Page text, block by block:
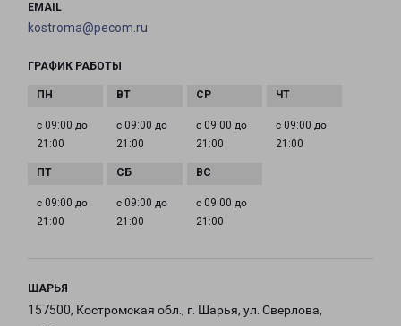
EMAIL
kostroma@pecom.ru
ГРАФИК РАБОТЫ
с 09:00 до
21:00
с 09:00 до
21:00
с 09:00 до
21:00
с 09:00 до
21:00
с 09:00 до
21:00
с 09:00 до
21:00
с 09:00 до
21:00
ШАРЬЯ
157500, Костромская обл., г. Шарья, ул. Сверлова,